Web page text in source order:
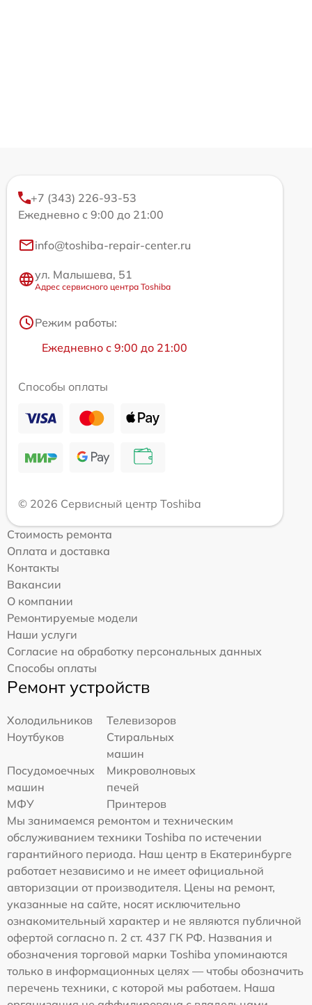
+7 (343) 226-93-53
Ежедневно с 9:00 до 21:00
info@toshiba-repair-center.ru
ул. Малышева, 51
Адрес сервисного центра Toshiba
Режим работы:
Ежедневно с 9:00 до 21:00
Способы оплаты
© 2026 Сервисный центр Toshiba
Стоимость ремонта
Оплата и доставка
Контакты
Вакансии
О компании
Ремонтируемые модели
Наши услуги
Согласие на обработку персональных данных
Способы оплаты
Ремонт устройств
Холодильников
Телевизоров
Ноутбуков
Стиральных
машин
Посудомоечных
машин
Микроволновых
печей
МФУ
Принтеров
Мы занимаемся ремонтом и техническим
обслуживанием техники Toshiba по истечении
гарантийного периода. Наш центр в Екатеринбурге
работает независимо и не имеет официальной
авторизации от производителя. Цены на ремонт,
указанные на сайте, носят исключительно
ознакомительный характер и не являются публичной
офертой согласно п. 2 ст. 437 ГК РФ. Названия и
обозначения торговой марки Toshiba упоминаются
только в информационных целях — чтобы обозначить
перечень техники, с которой мы работаем. Наша